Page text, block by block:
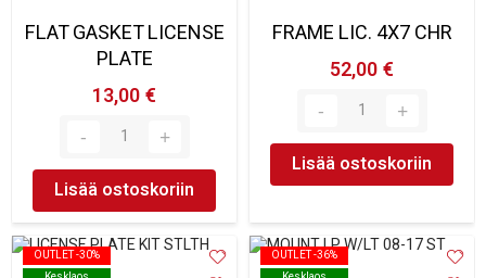
FLAT GASKET LICENSE
PLATE
13,00 €
Lisää ostoskoriin
FRAME LIC. 4X7 CHR
52,00 €
Lisää ostoskoriin
OUTLET -30%
OUTLET -30%
OUTLET -36%
OUTLET -36%